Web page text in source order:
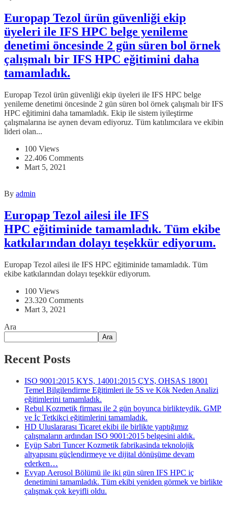
Europap Tezol ürün güvenliği ekip
üyeleri ile IFS HPC belge yenileme
denetimi öncesinde 2 gün süren bol örnek
çalışmalı bir IFS HPC eğitimini daha
tamamladık.
Europap Tezol ürün güvenliği ekip üyeleri ile IFS HPC belge
yenileme denetimi öncesinde 2 gün süren bol örnek çalışmalı bir IFS
HPC eğitimini daha tamamladık. Ekip ile sistem iyileştirme
çalışmalarına ise aynen devam ediyoruz. Tüm katılımcılara ve ekibin
lideri olan...
100 Views
22.406 Comments
Mart 5, 2021
By admin
Europap Tezol ailesi ile IFS
HPC eğitiminide tamamladık. Tüm ekibe
katkılarından dolayı teşekkür ediyorum.
Europap Tezol ailesi ile IFS HPC eğitiminide tamamladık. Tüm
ekibe katkılarından dolayı teşekkür ediyorum.
100 Views
23.320 Comments
Mart 3, 2021
Ara
Ara
Recent Posts
ISO 9001:2015 KYS, 14001:2015 ÇYS, OHSAS 18001
Temel Bilgilendirme Eğitimleri ile 5S ve Kök Neden Analizi
eğitimlerini tamamladık.
Rebul Kozmetik firması ile 2 gün boyunca birlikteydik. GMP
ve İç Tetkikçi eğitimlerini tamamladık.
HD Uluslararası Ticaret ekibi ile birlikte yaptığımız
çalışmaların ardından ISO 9001:2015 belgesini aldık.
Eyüp Sabri Tuncer Kozmetik fabrikasinda teknolojik
altyapısını güçlendirmeye ve dijital dönüşüme devam
ederken…
Evyap Aerosol Bölümü ile iki gün süren IFS HPC iç
denetimini tamamladık. Tüm ekibi yeniden görmek ve birlikte
çalışmak çok keyifli oldu.